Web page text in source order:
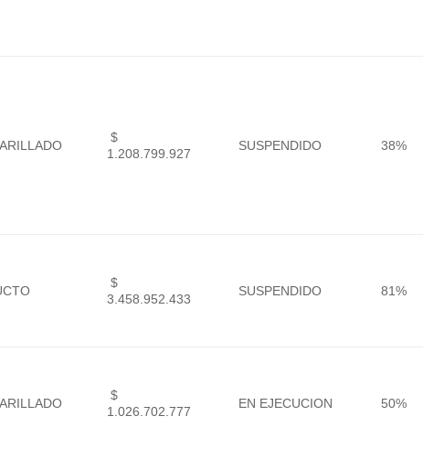
$
1.208.799.927
SUSPENDIDO 38%
$
3.458.952.433
SUSPENDIDO 81%
$
1.026.702.777
EN EJECUCION 50%